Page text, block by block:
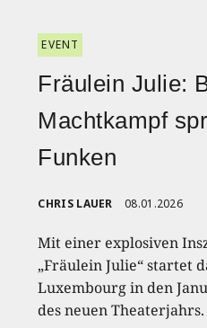
EVENT
Fräulein Julie:
Machtkampf
Funken
CHRIS LAUER 08.01.2026
Mit einer explosiven
„Fräulein Julie“ startet
Luxembourg in den
des neuen Theaterjahrs.